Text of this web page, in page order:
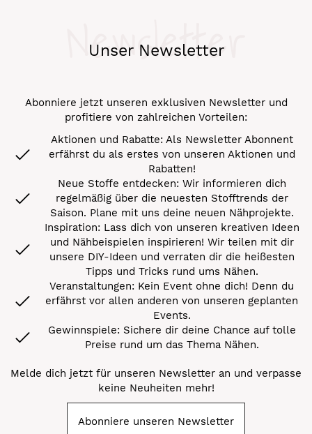
Unser Newsletter
Newsletter
Abonniere jetzt unseren exklusiven Newsletter und
profitiere von zahlreichen Vorteilen:
Aktionen und Rabatte: Als Newsletter Abonnent
erfährst du als erstes von unseren Aktionen und
Rabatten!
Neue Stoffe entdecken: Wir informieren dich
regelmäßig über die neuesten Stofftrends der
Saison. Plane mit uns deine neuen Nähprojekte.
Inspiration: Lass dich von unseren kreativen Ideen
und Nähbeispielen inspirieren! Wir teilen mit dir
unsere DIY-Ideen und verraten dir die heißesten
Tipps und Tricks rund ums Nähen.
Veranstaltungen: Kein Event ohne dich! Denn du
erfährst vor allen anderen von unseren geplanten
Events.
Gewinnspiele: Sichere dir deine Chance auf tolle
Preise rund um das Thema Nähen.
Melde dich jetzt für unseren Newsletter an und verpasse
keine Neuheiten mehr!
Abonniere unseren Newsletter